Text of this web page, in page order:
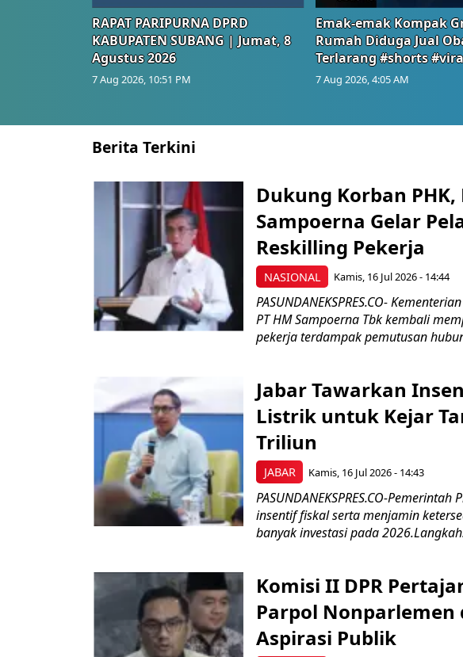
RAPAT PARIPURNA DPRD
KABUPATEN SUBANG | Jumat, 8
Agustus 2026
7 Aug 2026, 10:51 PM
Emak-emak Kompak
Rumah Diduga Jual
Terlarang #shorts
7 Aug 2026, 4:05 AM
Berita Terkini
NASIONAL
Dukung Korban
Sampoerna Gelar
Reskilling Pekerja
Kamis, 16 Jul 2026 - 14:44
PASUNDANEKSPRES.CO-
PT HM Sampoerna Tbk kembali
pekerja terdampak pemutusan
JABAR
Jabar Tawarkan
Listrik untuk Kejar
Triliun
Kamis, 16 Jul 2026 - 14:43
PASUNDANEKSPRES.CO-
insentif fiskal serta menjamin
banyak investasi pada
Komisi II DPR
Parpol Nonparlemen
Aspirasi Publik